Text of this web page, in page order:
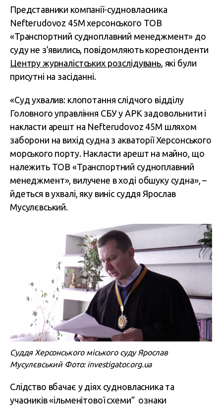
Представники компанії-судновласника
Nefterudovoz 45М херсонського ТОВ
«Транспортний судноплавний менеджмент» до
суду не з’явились, повідомляють кореспонденти
Центру журналістських розслідувань, які були
присутні на засіданні.
«Суд ухвалив: клопотання слідчого відділу
Головного управління СБУ у АРК задовольнити і
накласти арешт на Nefterudovoz 45М шляхом
заборони на вихід судна з акваторії Херсонського
морського порту. Накласти арешт на майно, що
належить ТОВ «Транспортний судноплавний
менеджмент», вилучене в ході обшуку судна», –
йдеться в ухвалі, яку виніс суддя Ярослав
Мусулєвський.
Суддя Херсонського міського суду Ярослав
Мусулєвський Фото: investigator.org.ua
Слідство вбачає у діях судновласника та
учасників «ільменітової схеми” ознаки